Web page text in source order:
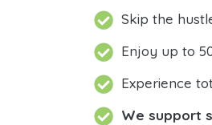
Skip the
Enjoy up to
Experience
We support